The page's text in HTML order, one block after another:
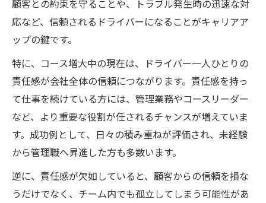
顧客との約束を守ることや、トラブル発生時の迅速な対
応など、信頼されるドライバーになることがキャリアア
ップの鍵です。
特に、コース増大中の現在は、ドライバー一人ひとりの
責任感が会社全体の信頼につながります。責任感を持っ
て仕事を続けている方には、管理業務やコースリーダー
など、より重要な役割が任されるチャンスが増えていま
す。成功例として、日々の積み重ねが評価され、未経験
から管理職へ昇進した方も多数います。
逆に、責任感が欠如していると、顧客からの信頼を損な
うだけでなく、チーム内でも孤立してしまう可能性があ